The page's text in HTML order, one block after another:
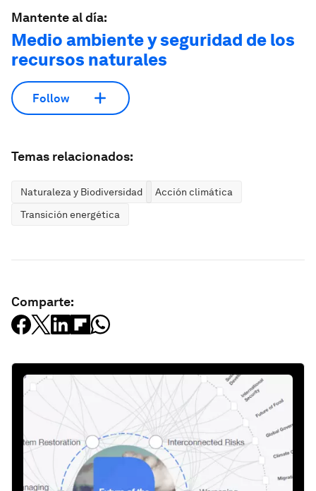
Mantente al día:
Medio ambiente y seguridad de los
recursos naturales
Follow
Temas relacionados:
Naturaleza y Biodiversidad
Acción climática
Transición energética
Comparte: